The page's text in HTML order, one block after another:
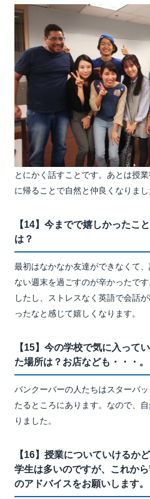
とにかく話すことです。あとは授
に帰ることで自然と仲良くなりまし
【14】今までで嬉しかったこ
は？
最初はなかなか友達ができなくて
ない週末を過ごすのが辛かったで
したし、ストレスなく英語で会話
ったなと感じて嬉しくなります。
【15】今の学校で気に入って
た場所は？お店なども・・・。
バンクーバーの人たちはスターバ
たるところにあります。なので、
りました。
【16】授業についていけるか
学生は多いのですが、これか
のアドバイスをお願いします。